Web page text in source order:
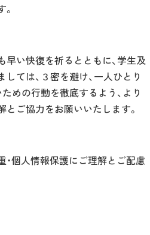
い快復を祈るとともに、学生及
ては、３密を避け、一人ひとり
めの行動を徹底するよう、より
ご協力をお願いいたします。
個人情報保護にご理解とご配慮